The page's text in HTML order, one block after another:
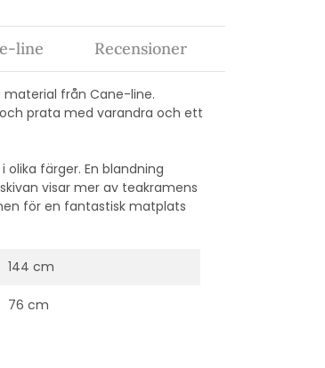
från Cane-line.
prata med varandra och ett
olika färger. En blandning
visar mer av teakramens
för en fantastisk matplats
144 cm
76 cm
line Recensioner